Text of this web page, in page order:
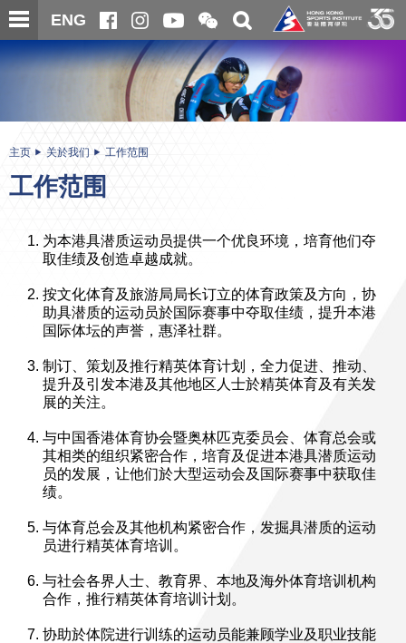
跳
至
主
内
ENG
开
合
微
信
二
维
码
关
搜
寻
主
内
主页 关於我们 工作范围
工作范围
为本港具潜质运动员提供一个优良环境，培育他们夺
取佳绩及创造卓越成就。
按文化体育及旅游局局长订立的体育政策及方向，协
助具潜质的运动员於国际赛事中夺取佳绩，提升本港
国际体坛的声誉，惠泽社群。
制订、策划及推行精英体育计划，全力促进、推动、
提升及引发本港及其他地区人士於精英体育及有关发
展的关注。
与中国香港体育协会暨奥林匹克委员会、体育总会或
其相类的组织紧密合作，培育及促进本港具潜质运动
员的发展，让他们於大型运动会及国际赛事中获取佳
绩。
与体育总会及其他机构紧密合作，发掘具潜质的运动
员进行精英体育培训。
与社会各界人士、教育界、本地及海外体育培训机构
合作，推行精英体育培训计划。
协助於体院进行训练的运动员能兼顾学业及职业技能